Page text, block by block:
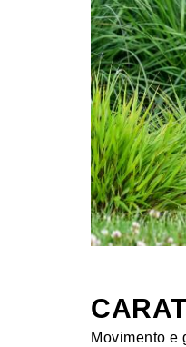
Movimento e